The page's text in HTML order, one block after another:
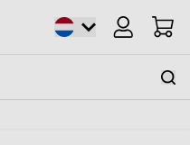
Cart